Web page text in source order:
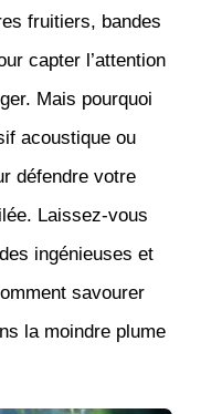
fruitiers, bandes
capter l’attention
Mais pourquoi
acoustique ou
défendre votre
Laissez-vous
ingénieuses et
savourer
la moindre plume